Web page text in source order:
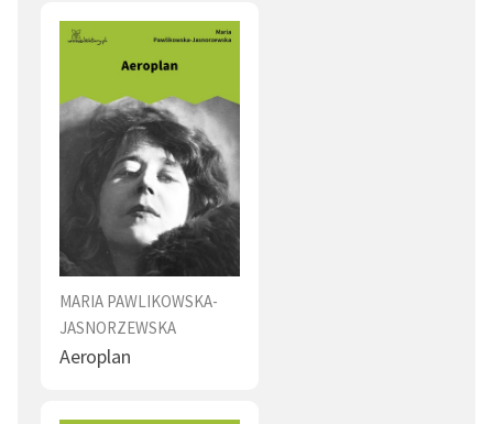
MARIA PAWLIKOWSKA-
JASNORZEWSKA
Aeroplan